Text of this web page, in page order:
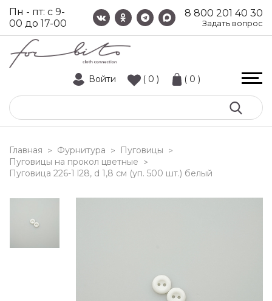
8 800 201 40 30
Задать вопрос
Пн - пт: с 9-
00 до 17-00
Войти ( 0 ) ( 0 )
Главная > Фурнитура > Пуговицы >
Пуговицы на прокол цветные >
пуговица 226-1 l28, d 1,8 см (уп. 500 шт.) белый